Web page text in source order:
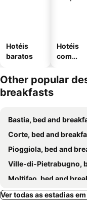
Hotéis
baratos
Hotéis
com
Other popular
breakfasts
Bastia, bed and
Corte, bed and
Pioggiola, bed and
Ville-di-Pietrabugno, bed and
Moltifao, bed and
Venzolasca, bed and
Ver todas as estadias